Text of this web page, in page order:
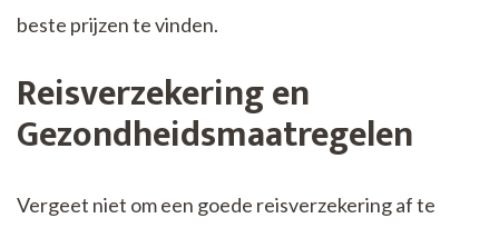
beste prijzen te vinden.
Reisverzekering en
Gezondheidsmaatregelen
Vergeet niet om een goede reisverzekering af te